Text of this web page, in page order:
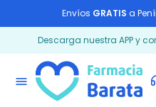
Envíos GRATIS a
Descarga nuestra APP y
menu